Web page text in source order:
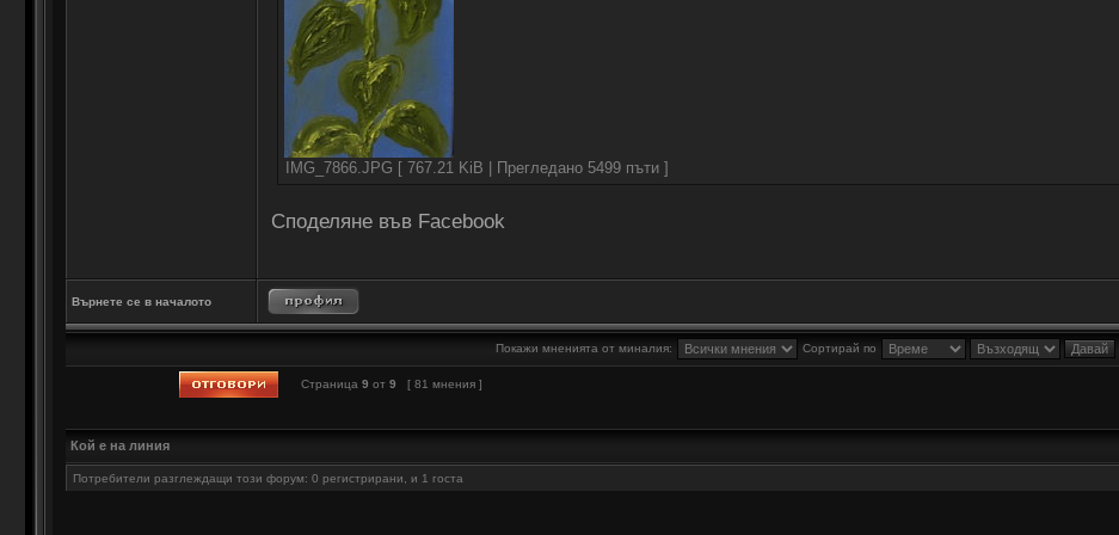
IMG_7866.JPG [ 767.21 KiB | Прегледано 5499 пъти ]
Споделяне във Facebook
Върнете се в началото
Покажи мненията от миналия: Сортирай по
Страница 9 от 9 [ 81 мнения ]
Кой е на линия
Потребители разглеждащи този форум: 0 регистрирани, и 1 госта